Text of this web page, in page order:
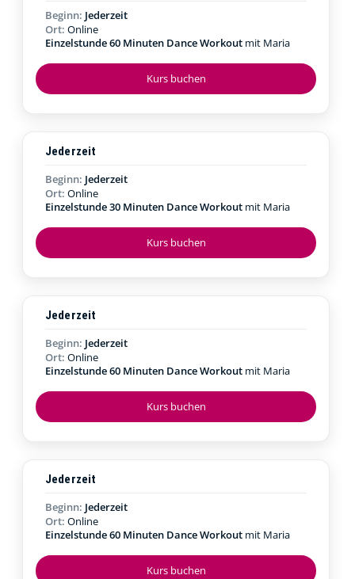
Kurs buchen
Beginn: Jederzeit
Ort: Online
Einzelstunde 60 Minuten Dance Workout mit Maria
Kurs buchen
Jederzeit
Beginn: Jederzeit
Ort: Online
Einzelstunde 30 Minuten Dance Workout mit Maria
Kurs buchen
Jederzeit
Beginn: Jederzeit
Ort: Online
Einzelstunde 60 Minuten Dance Workout mit Maria
Kurs buchen
Jederzeit
Beginn: Jederzeit
Ort: Online
Einzelstunde 60 Minuten Dance Workout mit Maria